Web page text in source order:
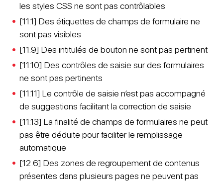
les styles CSS ne sont pas contrôlables
[11.1] Des étiquettes de champs de formulaire ne
sont pas visibles
[11.9] Des intitulés de bouton ne sont pas pertinent
[11.10] Des contrôles de saisie sur des formulaires
ne sont pas pertinents
[11.11] Le contrôle de saisie n’est pas accompagné
de suggestions facilitant la correction de saisie
[11.13] La finalité de champs de formulaires ne peut
pas être déduite pour faciliter le remplissage
automatique
[12.6] Des zones de regroupement de contenus
présentes dans plusieurs pages ne peuvent pas